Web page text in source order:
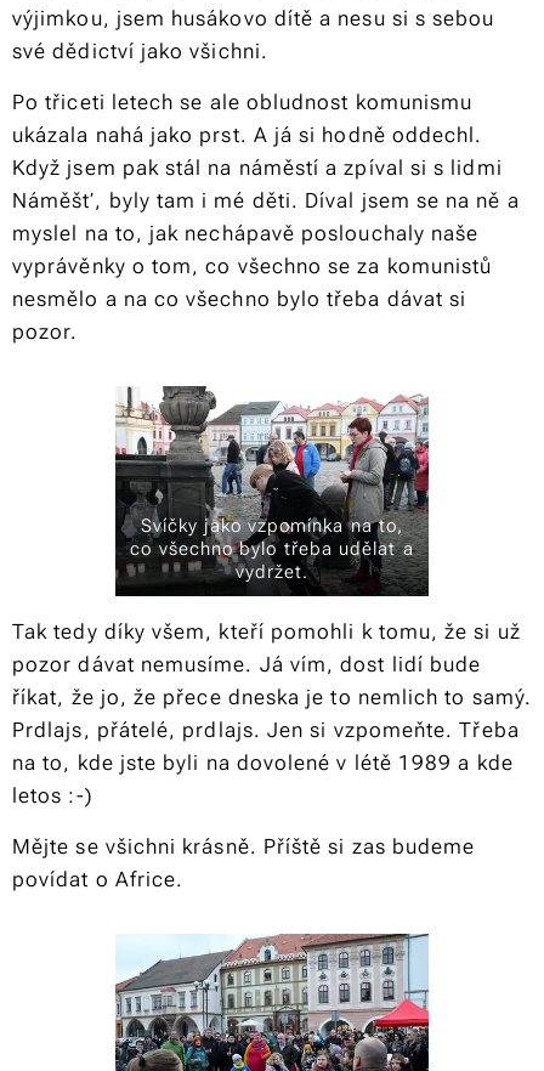
výjimkou, jsem husákovo dítě a nesu si s sebou
své dědictví jako všichni.
Po třiceti letech se ale obludnost komunismu
ukázala nahá jako prst. A já si hodně oddechl.
Když jsem pak stál na náměstí a zpíval si s lidmi
Náměšť, byly tam i mé děti. Díval jsem se na ně a
myslel na to, jak nechápavě poslouchaly naše
vyprávěnky o tom, co všechno se za komunistů
nesmělo a na co všechno bylo třeba dávat si
pozor.
Svíčky jako vzpomínka na to,
co všechno bylo třeba udělat a
vydržet.
Tak tedy díky všem, kteří pomohli k tomu, že si už
pozor dávat nemusíme. Já vím, dost lidí bude
říkat, že jo, že přece dneska je to nemlich to samý.
Prdlajs, přátelé, prdlajs. Jen si vzpomeňte. Třeba
na to, kde jste byli na dovolené v létě 1989 a kde
letos :-)
Mějte se všichni krásně. Příště si zas budeme
povídat o Africe.